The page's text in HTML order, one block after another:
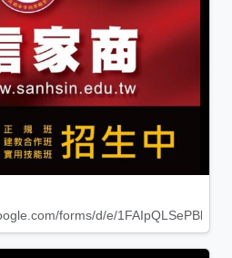
forms/d/e/